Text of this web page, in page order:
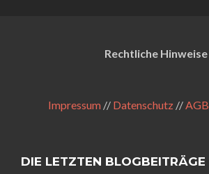
Rechtliche Hinweise
Impressum// Datenschutz//AGB
DIE LETZTEN BLOGBEITRÄGE